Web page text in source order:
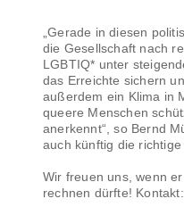
„Gerade in diesen
die Gesellschaft nach
LGBTIQ* unter
das Erreichte sichern
außerdem ein Klima in
queere Menschen
anerkennt“, so Bernd
auch künftig die richtige
Wir freuen uns, wenn
rechnen dürfte! Kontakt: